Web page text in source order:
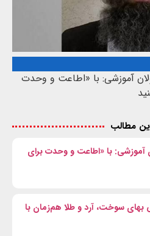
آموزشی: با «اطاعت و وحدت
مطالب
آموزشی: با «اطاعت و وحدت برای
بهای سوخت، آرد و طلا هم‌زمان با